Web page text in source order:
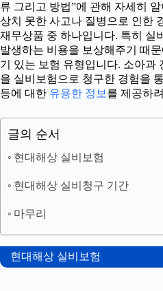
류 그리고 방법”에 관해 자세히
상치 못한 사고나 질병으로 인한
재무상품 중 하나입니다. 특히 실
발생하는 비용을 보상해주기 때
기 있는 보험 유형입니다. 소아과
을 실비보험으로 청구한 경험을
등에 대한 유용한 정보 를 제공하
글의 순서
현대해상 실비보험
현대해상 실비청구 기간
마무리
현대해상 실비보험